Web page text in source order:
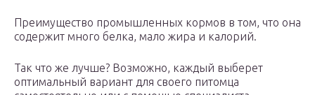
Преимущество промышленных кормов в том, что она
содержит много белка, мало жира и калорий.
Так что же лучше? Возможно, каждый выберет
оптимальный вариант для своего питомца